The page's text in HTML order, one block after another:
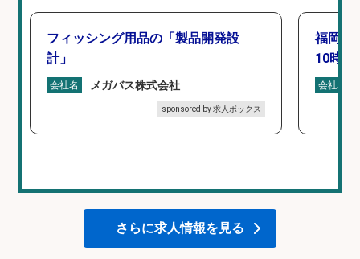
フィッシング用品の「製品開発設
計」
会社名 メガバス株式会社
sponsored by 求人ボックス
福岡「
10時間
会社名
さらに求人情報を見る